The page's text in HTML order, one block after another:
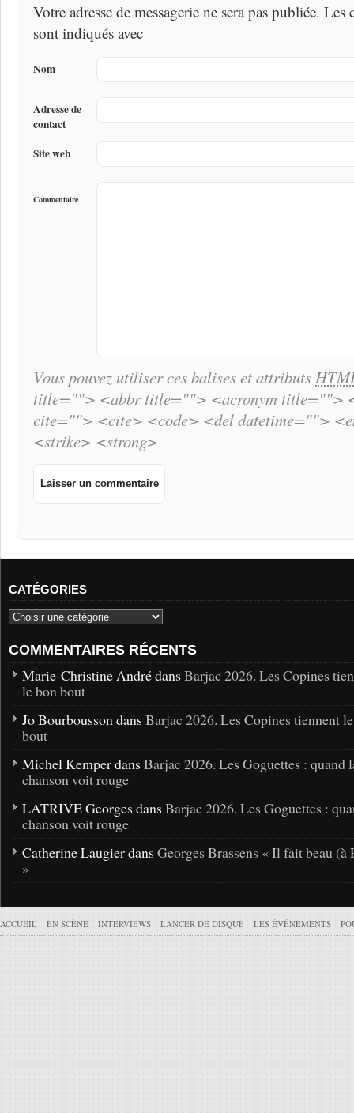
Votre adresse de messagerie ne sera pas publiée.
sont indiqués avec
Nom
Adresse de
contact
Site web
Commentaire
Vous pouvez utiliser ces balises et attributs
title=""> <abbr title=""> <acronym title="">
cite=""> <cite> <code> <del datetime="">
<strike> <strong>
CATÉGORIES
COMMENTAIRES RÉCENTS
Marie-Christine André dans Barjac 2026. Les Copines
le bon bout
Jo Bourbousson dans Barjac 2026. Les Copines tiennent
bout
Michel Kemper dans Barjac 2026. Les Goguettes : quand
chanson voit rouge
LATRIVE Georges dans Barjac 2026. Les Goguettes :
chanson voit rouge
Catherine Laugier dans Georges Brassens « Il fait beau (à
»
ACCUEIL EN SCÈNE INTERVIEWS LANCER DE DISQUE LES ÉVÉNEMENTS